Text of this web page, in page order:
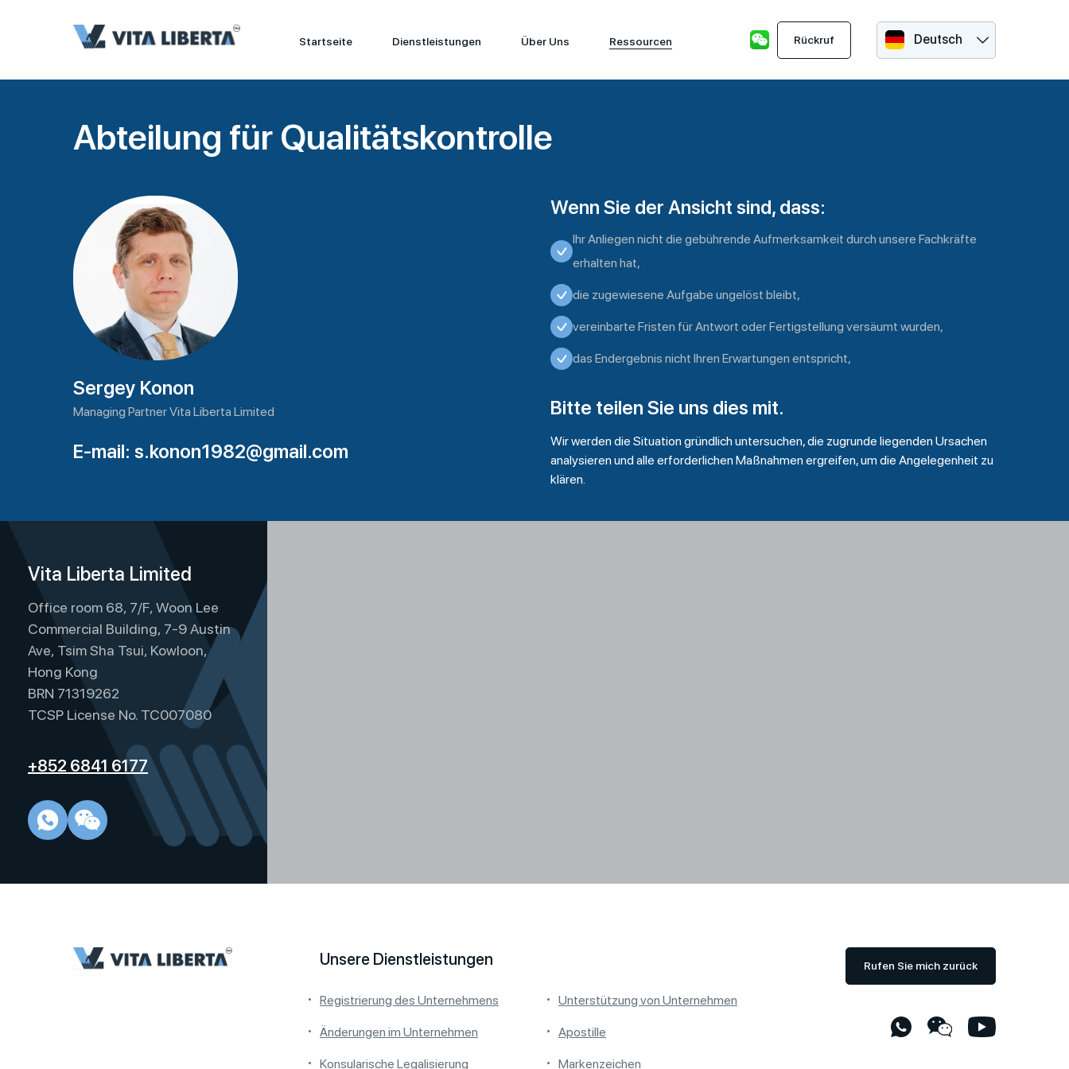
Startseite Dienstleistungen Über Uns Ressourcen Rückruf Deutsch
Abteilung für Qualitätskontrolle
Sergey Konon
Managing Partner Vita Liberta Limited
E-mail: s.konon1982@gmail.com
Wenn Sie der Ansicht sind, dass:
Ihr Anliegen nicht die gebührende Aufmerksamkeit durch unsere Fachkräfte
erhalten hat,
die zugewiesene Aufgabe ungelöst bleibt,
vereinbarte Fristen für Antwort oder Fertigstellung versäumt wurden,
das Endergebnis nicht Ihren Erwartungen entspricht,
Bitte teilen Sie uns dies mit.
Wir werden die Situation gründlich untersuchen, die zugrunde liegenden Ursachen
analysieren und alle erforderlichen Maßnahmen ergreifen, um die Angelegenheit zu
klären.
Vita Liberta Limited
Office room 68, 7/F, Woon Lee
Commercial Building, 7-9 Austin
Ave, Tsim Sha Tsui, Kowloon,
Hong Kong
BRN 71319262
TCSP License No. TC007080
+852 6841 6177
Unsere Dienstleistungen
Registrierung des Unternehmens Unterstützung von Unternehmen
Änderungen im Unternehmen Apostille
Konsularische Legalisierung Markenzeichen
Rufen Sie mich zurück